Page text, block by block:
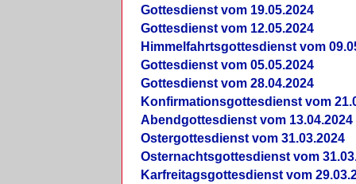
Gottesdienst vom 19.05.2024
Gottesdienst vom 12.05.2024
Himmelfahrtsgottesdienst vom
Gottesdienst vom 05.05.2024
Gottesdienst vom 28.04.2024
Konfirmationsgottesdienst vom
Abendgottesdienst vom 13.04.2024
Ostergottesdienst vom 31.03.2024
Osternachtsgottesdienst vom
Karfreitagsgottesdienst vom